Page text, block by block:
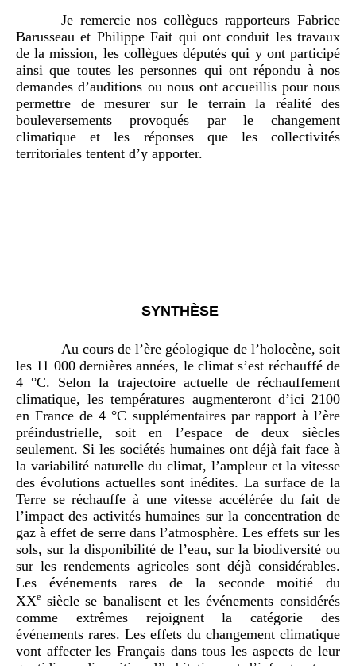
Je remercie nos collègues rapporteurs Fabrice
Barusseau et Philippe Fait qui ont conduit les travaux
de la mission, les collègues députés qui y ont participé
ainsi que toutes les personnes qui ont répondu à nos
demandes d’auditions ou nous ont accueillis pour nous
permettre de mesurer sur le terrain la réalité des
bouleversements provoqués par le changement
climatique et les réponses que les collectivités
territoriales tentent d’y apporter.
SYNTHÈSE
Au cours de l’ère géologique de l’holocène, soit
les 11 000 dernières années, le climat s’est réchauffé de
4 °C. Selon la trajectoire actuelle de réchauffement
climatique, les températures augmenteront d’ici 2100
en France de 4 °C supplémentaires par rapport à l’ère
préindustrielle, soit en l’espace de deux siècles
seulement. Si les sociétés humaines ont déjà fait face à
la variabilité naturelle du climat, l’ampleur et la vitesse
des évolutions actuelles sont inédites. La surface de la
Terre se réchauffe à une vitesse accélérée du fait de
l’impact des activités humaines sur la concentration de
gaz à effet de serre dans l’atmosphère. Les effets sur les
sols, sur la disponibilité de l’eau, sur la biodiversité ou
sur les rendements agricoles sont déjà considérables.
Les événements rares de la seconde moitié du
XXe siècle se banalisent et les événements considérés
comme extrêmes rejoignent la catégorie des
événements rares. Les effets du changement climatique
vont affecter les Français dans tous les aspects de leur